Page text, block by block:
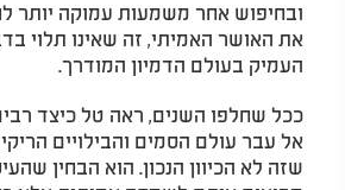
ובחיפוש אחר משמעות עמוקה יותר
העמיק בעולם הדמיון המודרך.
ככל שחלפו השנים, ראה טל כיצד
אל עבר עולם הסמים והבילויים
שזה לא הכיוון הנכון. הוא הבחין